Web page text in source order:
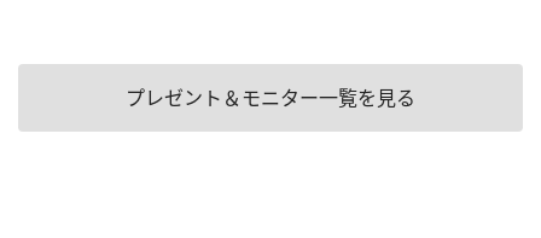
プレゼント＆モニター一覧を見る